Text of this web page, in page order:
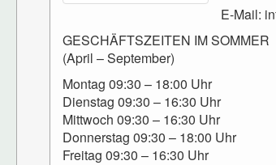
E-Mail:
GESCHÄFTSZEITEN IM SOMMER
(April – September)
Montag 09:30 – 18:00 Uhr
Dienstag 09:30 – 16:30 Uhr
Mittwoch 09:30 – 16:30 Uhr
Donnerstag 09:30 – 18:00 Uhr
Freitag 09:30 – 16:30 Uhr